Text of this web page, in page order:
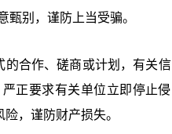
别，谨防上当受骗。
的合作、磋商或计划，有关信
正要求有关单位立即停止侵
，谨防财产损失。